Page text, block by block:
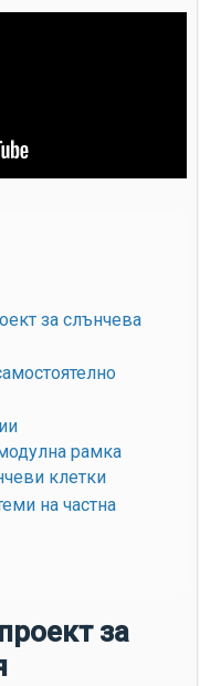
за слънчева
рамка
клетки
на частна
за